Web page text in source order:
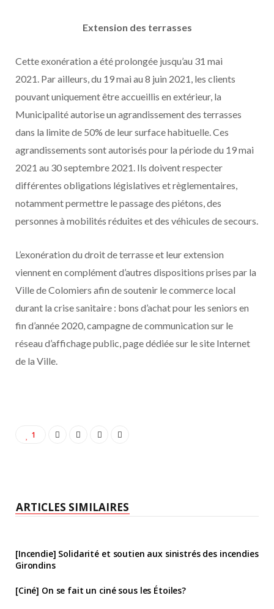
Extension des terrasses
Cette exonération a été prolongée jusqu’au 31 mai
2021. Par ailleurs, du 19 mai au 8 juin 2021, les clients
pouvant uniquement être accueillis en extérieur, la
Municipalité autorise un agrandissement des terrasses
dans la limite de 50% de leur surface habituelle. Ces
agrandissements sont autorisés pour la période du 19 mai
2021 au 30 septembre 2021. Ils doivent respecter
différentes obligations législatives et règlementaires,
notamment permettre le passage des piétons, des
personnes à mobilités réduites et des véhicules de secours.
L’exonération du droit de terrasse et leur extension
viennent en complément d’autres dispositions prises par la
Ville de Colomiers afin de soutenir le commerce local
durant la crise sanitaire : bons d’achat pour les seniors en
fin d’année 2020, campagne de communication sur le
réseau d’affichage public, page dédiée sur le site Internet
de la Ville.
1
ARTICLES SIMILAIRES
[Incendie] Solidarité et soutien aux sinistrés des incendies
Girondins
[Ciné] On se fait un ciné sous les Étoiles?